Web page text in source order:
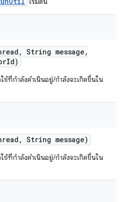
, String message ,
Id)
ช้ที่กำลังดำเนินอยู่/กำลังจะเกิดขึ้นใน
, String message)
ช้ที่กำลังดำเนินอยู่/กำลังจะเกิดขึ้นใน